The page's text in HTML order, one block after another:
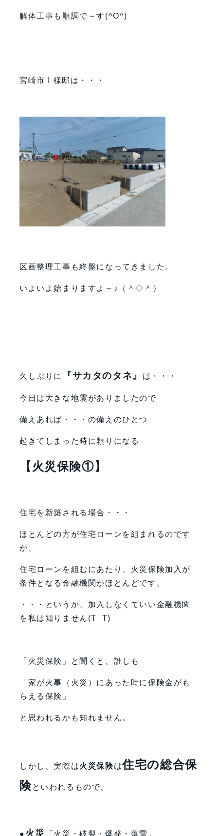
解体工事も順調で～す(^O^)
宮崎市 I 様邸は・・・
区画整理工事も終盤になってきました。
いよいよ始まりますよ～♪（＾◇＾）
久しぶりに 『サカタのタネ』 は・・・
今日は大きな地震がありましたので
備えあれば・・・の備えのひとつ
起きてしまった時に頼りになる
【火災保険①】
住宅を新築される場合・・・
ほとんどの方が住宅ローンを組まれるのです
が、
住宅ローンを組むにあたり、火災保険加入が
条件となる金融機関がほとんどです。
・・・というか、加入しなくていい金融機関
を私は知りません(T_T)
「火災保険」と聞くと、誰しも
「家が火事（火災）にあった時に保険金がも
らえる保険」
と思われるかも知れません。
しかし、実際は火災保険は住宅の総合保
険といわれるもので、
● 火災 「火災・破裂・爆発・落雷」